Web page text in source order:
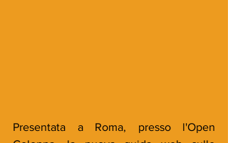
Presentata a Roma, presso l'Open